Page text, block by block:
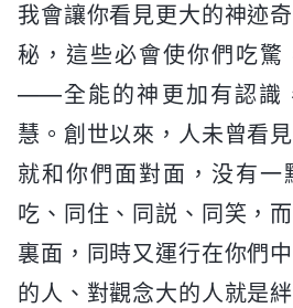
我會讓你看見更大的神迹
秘，這些必會使你們吃驚
——全能的神更加有認識
慧。創世以來，人未曾看
就和你們面對面，没有一
吃、同住、同説、同笑，
裏面，同時又運行在你們
的人、對觀念大的人就是